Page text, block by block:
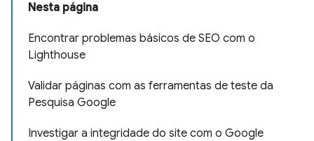
Nesta página
Encontrar problemas básicos de SEO com o
Lighthouse
Validar páginas com as ferramentas de teste da
Pesquisa Google
Investigar a integridade do site com o Google